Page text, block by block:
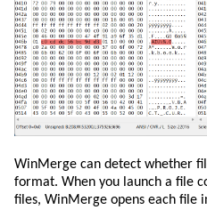
WinMerge can detect whether
format. When you launch a file
files, WinMerge opens each file